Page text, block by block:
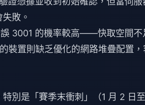
敗。
3001 的機率較高——快取空間不
裝置則缺乏優化的網路堆疊配置
特別是「賽季末衝刺」（1 月 2 日